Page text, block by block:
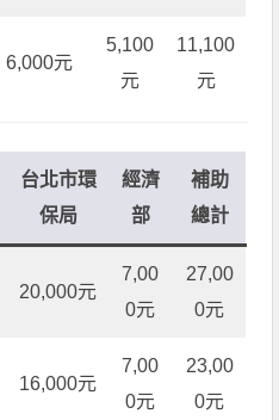
6,000元
5,100
元
11,100
元
台北市環
保局
經濟
部
補助
總計
20,000元
7,00
0元
27,00
0元
16,000元
7,00
0元
23,00
0元